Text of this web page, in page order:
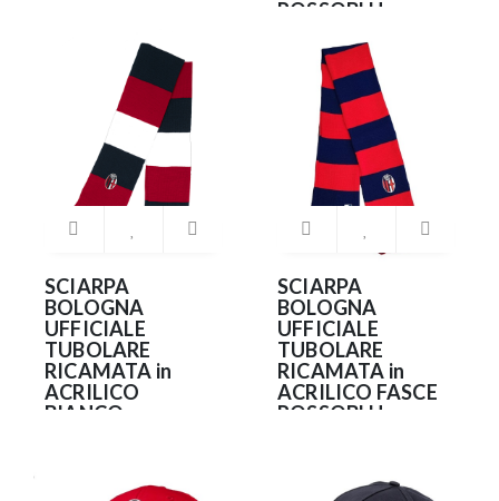
ROSSOBLU
22.90€
SCIARPA
BOLOGNA
UFFICIALE
TUBOLARE
RICAMATA in
ACRILICO
BIANCO
SCIARPA
BOLOGNA
UFFICIALE
TUBOLARE
RICAMATA in
ACRILICO FASCE
ROSSOBLU